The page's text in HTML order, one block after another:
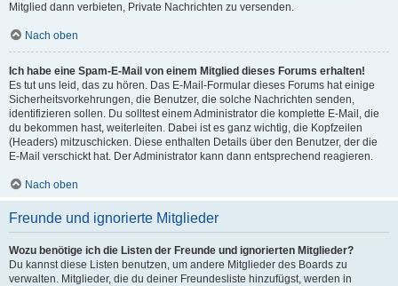
Mitglied dann verbieten, Private Nachrichten zu versenden.
Nach oben
Ich habe eine Spam-E-Mail von einem Mitglied dieses Forums erhalten!
Es tut uns leid, das zu hören. Das E-Mail-Formular dieses Forums hat einige
Sicherheitsvorkehrungen, die Benutzer, die solche Nachrichten senden,
identifizieren sollen. Du solltest einem Administrator die komplette E-Mail, die
du bekommen hast, weiterleiten. Dabei ist es ganz wichtig, die Kopfzeilen
(Headers) mitzuschicken. Diese enthalten Details über den Benutzer, der die
E-Mail verschickt hat. Der Administrator kann dann entsprechend reagieren.
Nach oben
Freunde und ignorierte Mitglieder
Wozu benötige ich die Listen der Freunde und ignorierten Mitglieder?
Du kannst diese Listen benutzen, um andere Mitglieder des Boards zu
verwalten. Mitglieder, die du deiner Freundesliste hinzufügst, werden in